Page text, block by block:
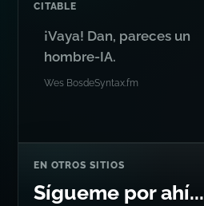
CITABLE
¡Vaya! Dan, pareces un
hombre-IA.
Wes BosdeSyntax.fm
EN OTROS SITIOS
Sígueme por ahí...